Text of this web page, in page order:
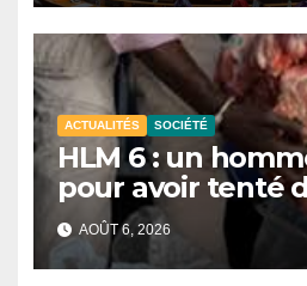
d’enquête à
ACTUALITÉS SOCIÉTÉ
HLM 6 : un
pour avoir tenté
et revendre de la
impropre à la
AOÛT 6, 2026